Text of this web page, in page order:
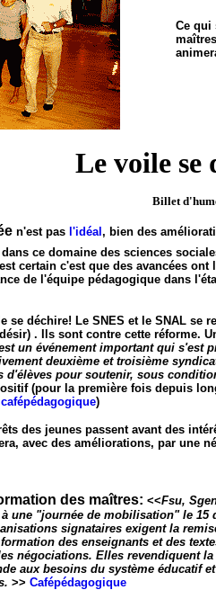
Ce qui
Le voile se
Billet
n'est pas l'idéal , bien des
ce domaine des sciences
certain c'est que des avancées
de l'équipe pédagogique dans
se déchire! Le SNES et le SNAL se
. Ils sont contre cette réforme.
un événement important qui s'est
deuxième et troisième
d'élèves pour soutenir, sous
(pour la première fois depuis
cafépédagogique)
des jeunes passent avant des
avec des améliorations, par une
des maîtres: <<Fsu,
une "journée de mobilisation" le
signataires exigent la
des enseignants et des
négociations. Elles revendiquent
aux besoins du système éducatif
>> Cafépédagogique